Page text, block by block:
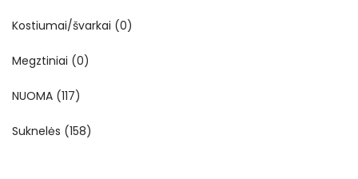
Kostiumai/švarkai (0)
Megztiniai (0)
NUOMA (117)
Suknelės (158)